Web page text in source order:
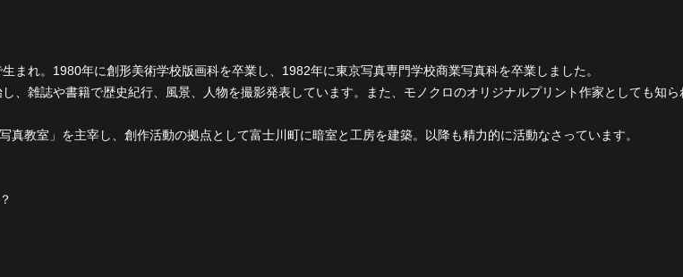
まれ。1980年に創形美術学校版画科を卒業し、1982年に東京写真専門学校商業写真科を卒業しました。
、雑誌や書籍で歴史紀行、風景、人物を撮影発表しています。また、モノクロのオリジナルプリント作家としても知
真教室」を主宰し、創作活動の拠点として富士川町に暗室と工房を建築。以降も精力的に活動なさっています。